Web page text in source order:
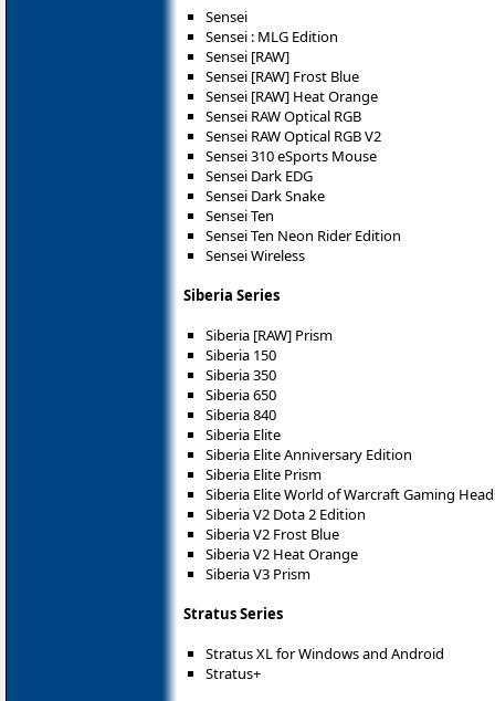
Sensei
Sensei : MLG Edition
Sensei [RAW]
Sensei [RAW] Frost Blue
Sensei [RAW] Heat Orange
Sensei RAW Optical RGB
Sensei RAW Optical RGB V2
Sensei 310 eSports Mouse
Sensei Dark EDG
Sensei Dark Snake
Sensei Ten
Sensei Ten Neon Rider Edition
Sensei Wireless
Siberia Series
Siberia [RAW] Prism
Siberia 150
Siberia 350
Siberia 650
Siberia 840
Siberia Elite
Siberia Elite Anniversary Edition
Siberia Elite Prism
Siberia Elite World of Warcraft Gaming
Siberia V2 Dota 2 Edition
Siberia V2 Frost Blue
Siberia V2 Heat Orange
Siberia V3 Prism
Stratus Series
Stratus XL for Windows and Android
Stratus+